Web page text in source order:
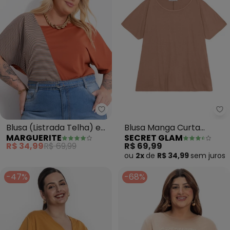
Marguerite - Blusa (Listrada
Blusa (Listrada Telha) em
Malha Leve
MARGUERITE
R$ 34,99R$ 69,99
Blusa Manga Curta
Feminina Plus Size
(Marrom)
SECRET GLAM
R$ 69,99
ou 2x de R$ 34,99 sem juros
-47% -68%